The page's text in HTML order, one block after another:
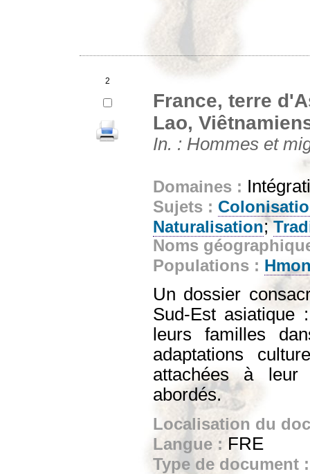
2
France, terre
Lao,
In. : Hommes et
Domaines :
Sujets :
Naturalisation;
Noms
Populations :
Un dossier
Sud-Est asiatique
leurs familles
adaptations
attachées à leur
abordés.
Localisation du
Langue : FRE
Type de document